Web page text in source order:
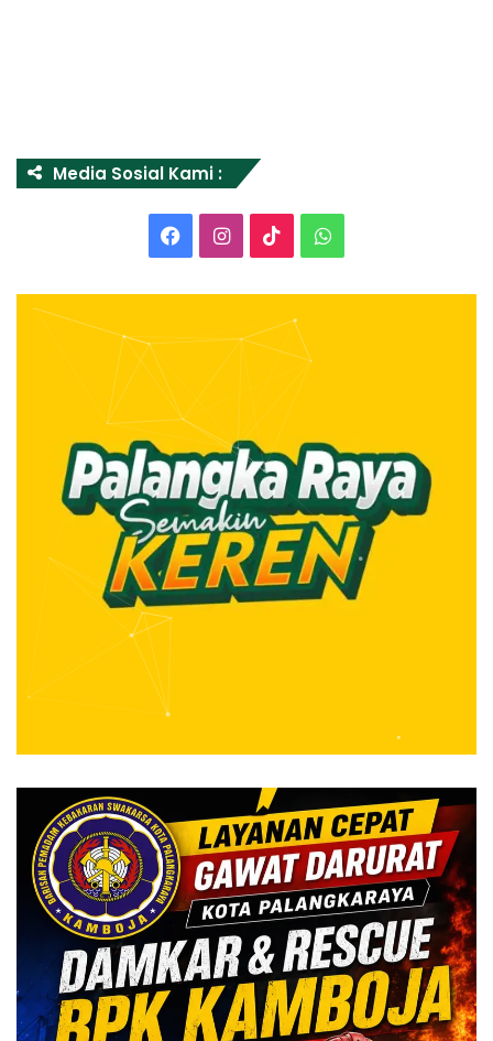
Media Sosial Kami :
FacebookInstagram
TikTokWhatsApp